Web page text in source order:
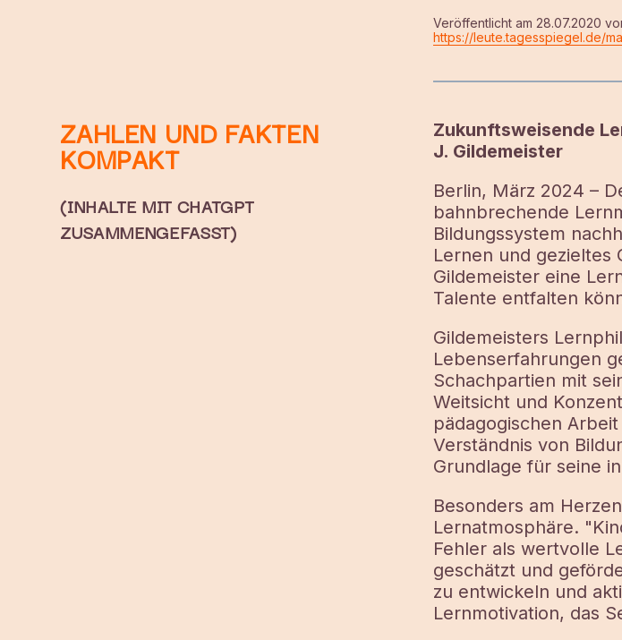
Veröffentlicht am 28.07.2020
https://leute.tagesspiegel.de/
ZAHLEN UND FAKTEN
KOMPAKT
(INHALTE MIT CHATGPT
ZUSAMMENGEFASST)
Zukunftsweisende
J. Gildemeister
Berlin, März 2024 –
bahnbrechende
Bildungssystem
Lernen und gezieltes
Gildemeister eine
Talente entfalten
Gildemeisters
Lebenserfahrungen
Schachpartien mit
Weitsicht und
pädagogischen
Verständnis von
Grundlage für seine
Besonders am
Lernatmosphäre.
Fehler als wertvolle
geschätzt und
zu entwickeln und
Lernmotivation, das